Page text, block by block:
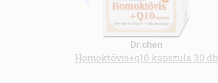
Dr.chen
Homoktövis+q10 kapszula 30 db